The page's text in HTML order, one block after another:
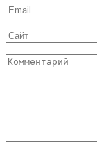
Email
*
Сайт
Комментарий